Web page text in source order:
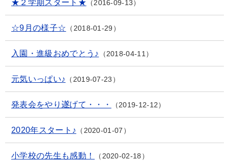
★２学期スタート★ 2016-09-13
☆9月の様子☆ 2018-01-29
入園・進級おめでとう♪ 2018-04-11
元気いっぱい♪ 2019-07-23
発表会をやり遂げて・・・ 2019-12-12
2020年スタート♪ 2020-01-07
小学校の先生も感動！ 2020-02-18